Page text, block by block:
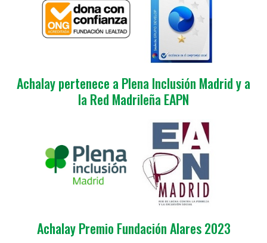
Achalay pertenece a Plena Inclusión Madrid y a
la Red Madrileña EAPN
Achalay Premio Fundación Alares 2023